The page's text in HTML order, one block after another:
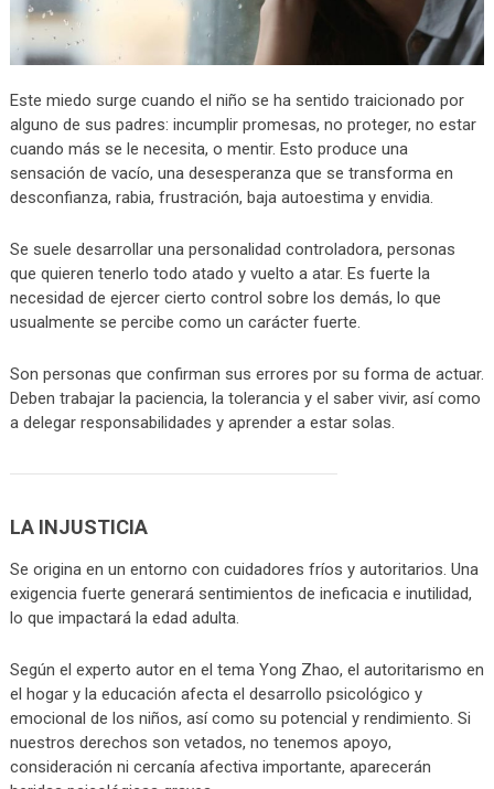
Este miedo surge cuando el niño se ha sentido traicionado por
alguno de sus padres: incumplir promesas, no proteger, no estar
cuando más se le necesita, o mentir. Esto produce una
sensación de vacío, una desesperanza que se transforma en
desconfianza, rabia, frustración, baja autoestima y envidia.
Se suele desarrollar una personalidad controladora, personas
que quieren tenerlo todo atado y vuelto a atar. Es fuerte la
necesidad de ejercer cierto control sobre los demás, lo que
usualmente se percibe como un carácter fuerte.
Son personas que confirman sus errores por su forma de actuar.
Deben trabajar la paciencia, la tolerancia y el saber vivir, así como
a delegar responsabilidades y aprender a estar solas.
LA INJUSTICIA
Se origina en un entorno con cuidadores fríos y autoritarios. Una
exigencia fuerte generará sentimientos de ineficacia e inutilidad,
lo que impactará la edad adulta.
Según el experto autor en el tema Yong Zhao, el autoritarismo en
el hogar y la educación afecta el desarrollo psicológico y
emocional de los niños, así como su potencial y rendimiento. Si
nuestros derechos son vetados, no tenemos apoyo,
consideración ni cercanía afectiva importante, aparecerán